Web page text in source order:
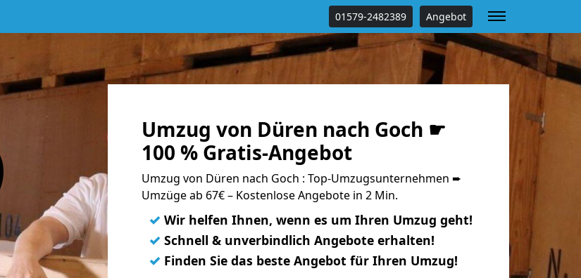
01579-2482389 Angebot
Umzug von Düren nach Goch ☛
100 % Gratis-Angebot
Umzug von Düren nach Goch : Top-Umzugsunternehmen ➨
Umzüge ab 67€ – Kostenlose Angebote in 2 Min.
✓ Wir helfen Ihnen, wenn es um Ihren Umzug geht!
✓ Schnell & unverbindlich Angebote erhalten!
✓ Finden Sie das beste Angebot für Ihren Umzug!